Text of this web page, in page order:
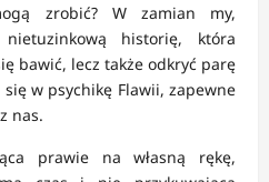
zrobić? W zamian my,
historię, która
bawić, lecz także odkryć parę
w psychikę Flawii, zapewne
nas.
prawie na własną rękę,